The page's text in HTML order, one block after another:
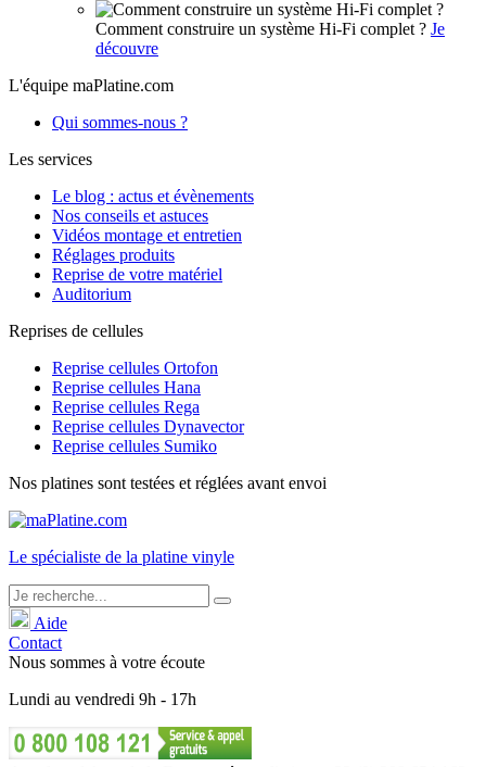
Comment construire un système Hi-Fi complet ? Je
découvre
L'équipe maPlatine.com
Qui sommes-nous ?
Les services
Le blog : actus et évènements
Nos conseils et astuces
Vidéos montage et entretien
Réglages produits
Reprise de votre matériel
Auditorium
Reprises de cellules
Reprise cellules Ortofon
Reprise cellules Hana
Reprise cellules Rega
Reprise cellules Dynavector
Reprise cellules Sumiko
Nos platines sont testées et réglées avant envoi
Le spécialiste de la platine vinyle
Aide
Contact
Nous sommes à votre écoute
Lundi au vendredi 9h - 17h